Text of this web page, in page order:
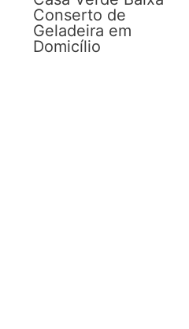
Conserto de
Geladeira em
Domicílio